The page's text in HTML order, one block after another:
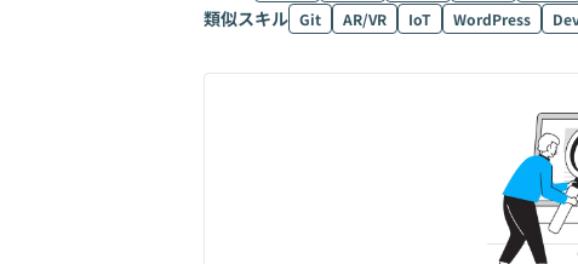
類似スキル Git AR/VR IoT WordPress